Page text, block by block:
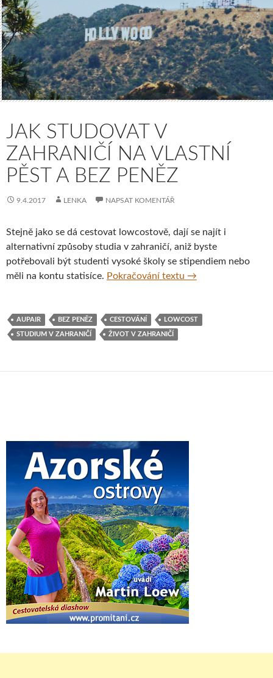
JAK STUDOVAT V
ZAHRANIČÍ NA VLASTNÍ
PĚST A BEZ PENĚZ
9.4.2017 LENKA NAPSAT KOMENTÁŘ
Stejně jako se dá cestovat lowcostově, dají se najít i
alternativní způsoby studia v zahraničí, aniž byste
potřebovali být studenti vysoké školy se stipendiem nebo
měli na kontu statisíce. Pokračování textu Jak studovat v
→
AUPAIR BEZ PENĚZ CESTOVÁNÍ LOWCOST
STUDIUM V ZAHRANIČÍ ŽIVOT V ZAHRANIČÍ